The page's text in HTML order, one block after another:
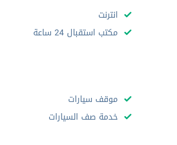
انترنت
مكتب استقبال 24 ساعة
موقف سيارات
خدمة صف السيارات